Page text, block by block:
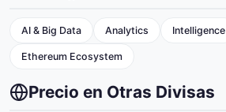
AI & Big Data Analytics Intelligence
Ethereum Ecosystem
Precio en Otras Divisas